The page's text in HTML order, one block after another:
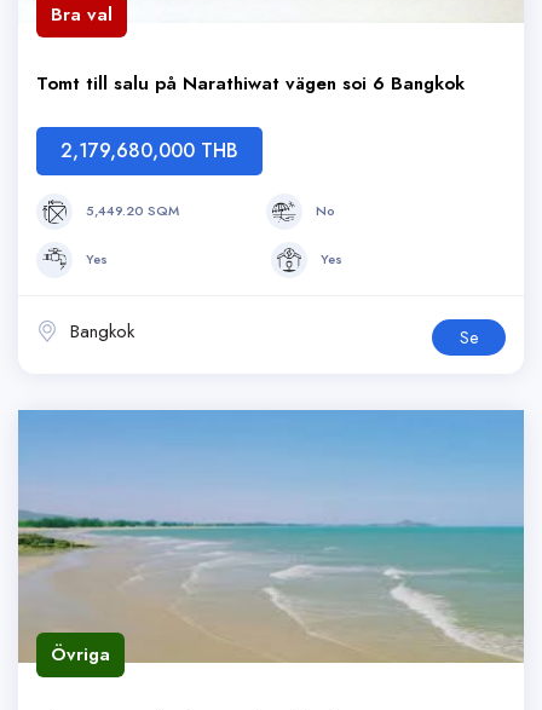
Bra val
Tomt till salu på Narathiwat vägen soi 6 Bangkok
2,179,680,000 THB
5,449.20 SQM No
Yes Yes
Bangkok Se
Övriga